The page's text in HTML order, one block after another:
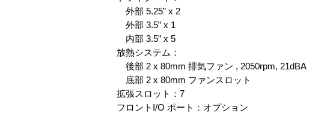
外部 5.25” x 2
外部 3.5” x 1
内部 3.5” x 5
放熱システム：
後部 2 x 80mm 排気ファン , 2050rpm, 21dBA
底部 2 x 80mm ファンスロット
拡張スロット：7
フロントI/O ポート：オプション